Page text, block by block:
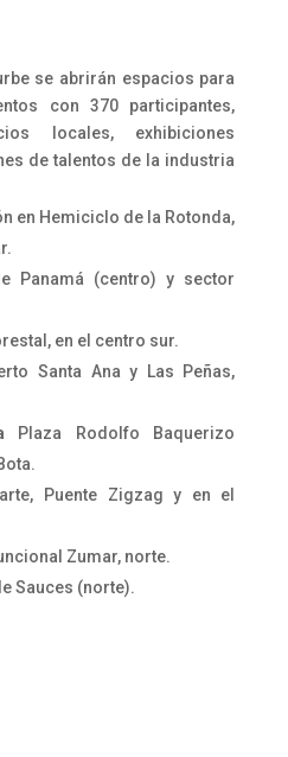
se abrirán espacios para
con 370 participantes,
locales, exhibiciones
de talentos de la industria
en Hemiciclo de la Rotonda,
Panamá (centro) y sector
en el centro sur.
Santa Ana y Las Peñas,
Plaza Rodolfo Baquerizo
Puente Zigzag y en el
Zumar, norte.
Sauces (norte).